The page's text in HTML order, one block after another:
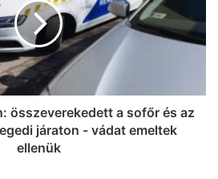
összeverekedett a sofőr és az
járaton - vádat emeltek
ellenük